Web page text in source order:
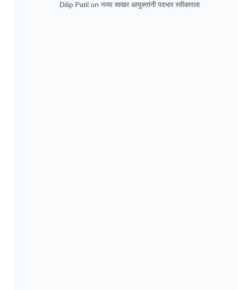
Dilip Patil onनव्या साखर आयुक्तांनी पदभार स्वीकारला